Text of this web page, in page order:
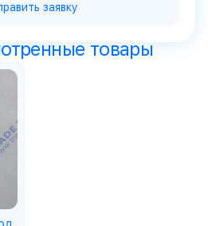
заявку
товары